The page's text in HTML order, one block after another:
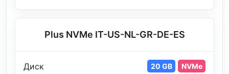
Plus NVMe IT-US-NL-GR-DE-ES
Диск 20 GB NVMe